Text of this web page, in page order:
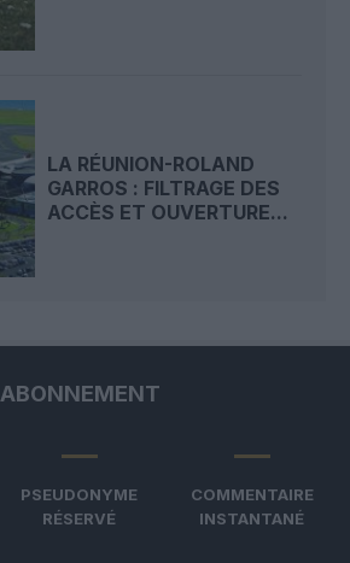
LA RÉUNION-ROLAND
GARROS : FILTRAGE DES
ACCÈS ET OUVERTURE...
ABONNEMENT
PSEUDONYME
RÉSERVÉ
COMMENTAIRE
INSTANTANÉ